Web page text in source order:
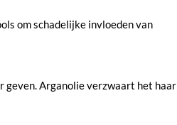
om schadelijke invloeden van
geven. Arganolie verzwaart het haar